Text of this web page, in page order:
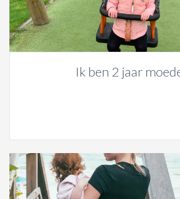
Ik ben 2 jaar